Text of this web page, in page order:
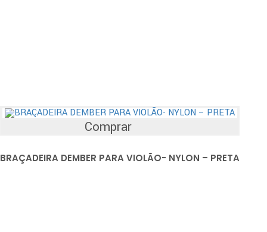
Comprar
BRAÇADEIRA DEMBER PARA VIOLÃO- NYLON – PRETA